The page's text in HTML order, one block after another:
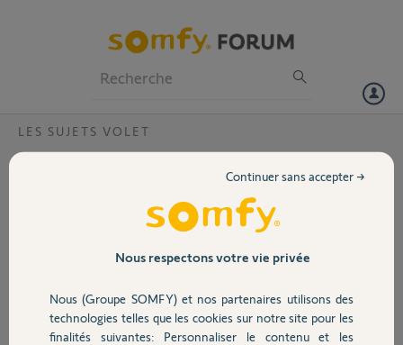
Volet
Sécurité
LES SUJETS VOLET
Impossible de connecté ma tahoma
Bonjour, désolé de vous déranger mais je ne peux pas connecté ma
tahoma à internet. Changement d'adresse demandé auprès de
somfy qui a annulé mon adresse pour une reconnection.
Impossible tahoma clignote bleu, mais aucune connection
Bonne journée cordialement
Françoise ALEO
Nous respectons votre vie privée
Nous (Groupe SOMFY) et nos partenaires utilisons des
technologies telles que les cookies sur notre site pour les
finalités suivantes: Personnaliser le contenu et les
Continuer sans accepter →